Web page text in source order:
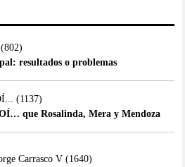
(802)
resultados o problemas
(1137)
que Rosalinda, Mera y Mendoza
Carrasco V(1640)